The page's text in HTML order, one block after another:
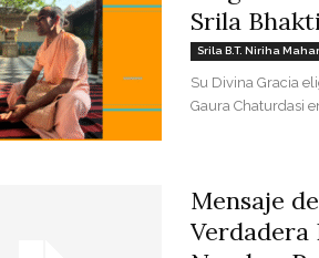
Srila
Srila B.T. Niriha
Su Divina Gracia
Gaura Chaturdasi
Mensaje
Verdadera